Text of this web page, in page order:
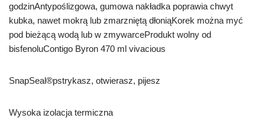
godzinAntypoślizgowa, gumowa nakładka poprawia chwyt
kubka, nawet mokrą lub zmarzniętą dłoniąKorek można myć
pod bieżącą wodą lub w zmywarceProdukt wolny od
bisfenoluContigo Byron 470 ml vivacious
SnapSeal®pstrykasz, otwierasz, pijesz
Wysoka izolacja termiczna